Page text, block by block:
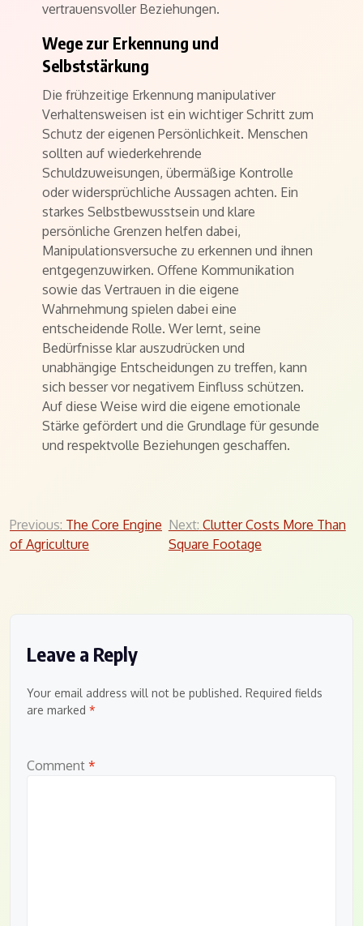
vertrauensvoller Beziehungen.
Wege zur Erkennung und
Selbststärkung
Die frühzeitige Erkennung manipulativer
Verhaltensweisen ist ein wichtiger Schritt zum
Schutz der eigenen Persönlichkeit. Menschen
sollten auf wiederkehrende
Schuldzuweisungen, übermäßige Kontrolle
oder widersprüchliche Aussagen achten. Ein
starkes Selbstbewusstsein und klare
persönliche Grenzen helfen dabei,
Manipulationsversuche zu erkennen und ihnen
entgegenzuwirken. Offene Kommunikation
sowie das Vertrauen in die eigene
Wahrnehmung spielen dabei eine
entscheidende Rolle. Wer lernt, seine
Bedürfnisse klar auszudrücken und
unabhängige Entscheidungen zu treffen, kann
sich besser vor negativem Einfluss schützen.
Auf diese Weise wird die eigene emotionale
Stärke gefördert und die Grundlage für gesunde
und respektvolle Beziehungen geschaffen.
Post
navigation
Previous: The Core Engine
of Agriculture
Next: Clutter Costs More Than
Square Footage
Leave a Reply
Your email address will not be published. Required fields
are marked *
Comment *